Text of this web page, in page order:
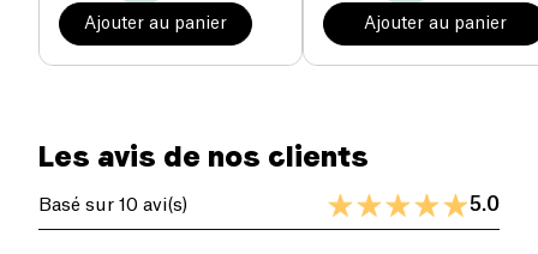
Ajouter au panier Ajouter au panier
Les avis de nos clients
Basé sur 10 avi(s) 5.0